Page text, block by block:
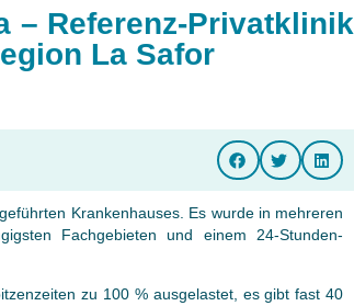
– Referenz-Privatklinik
La Safor
Krankenhauses. Es wurde in mehreren
Fachgebieten und einem 24-Stunden-
zu 100 % ausgelastet, es gibt fast 40